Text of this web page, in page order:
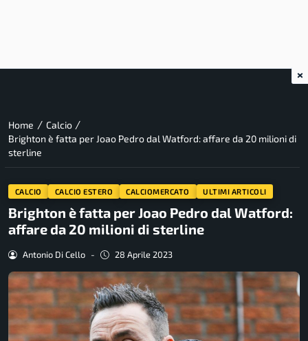
Home / Calcio /
Brighton è fatta per Joao Pedro dal Watford: affare da 20 milioni di
sterline
CALCIO CALCIO ESTERO CALCIOMERCATO ULTIMI ARTICOLI
Brighton è fatta per Joao Pedro dal Watford:
affare da 20 milioni di sterline
Antonio Di Cello - 28 Aprile 2023
×